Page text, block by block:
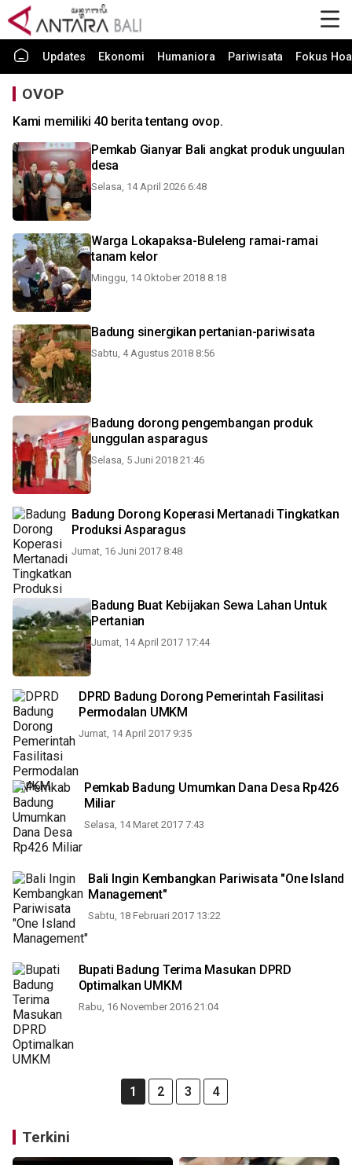
Updates Ekonomi Humaniora Pariwisata Fokus
OVOP
Kami memiliki 40 berita tentang ovop.
Pemkab Gianyar Bali angkat produk unguulan
desa
Selasa, 14 April 2026 6:48
Warga Lokapaksa-Buleleng ramai-ramai
tanam kelor
Minggu, 14 Oktober 2018 8:18
Badung sinergikan pertanian-pariwisata
Sabtu, 4 Agustus 2018 8:56
Badung dorong pengembangan produk
unggulan asparagus
Selasa, 5 Juni 2018 21:46
Badung Dorong Koperasi Mertanadi Tingkatkan
Produksi Asparagus
Jumat, 16 Juni 2017 8:48
Badung Buat Kebijakan Sewa Lahan Untuk
Pertanian
Jumat, 14 April 2017 17:44
DPRD Badung Dorong Pemerintah Fasilitasi
Permodalan UMKM
Jumat, 14 April 2017 9:35
Pemkab Badung Umumkan Dana Desa Rp426
Miliar
Selasa, 14 Maret 2017 7:43
Bali Ingin Kembangkan Pariwisata "One Island
Management"
Sabtu, 18 Februari 2017 13:22
Bupati Badung Terima Masukan DPRD
Optimalkan UMKM
Rabu, 16 November 2016 21:04
1 2 3 4
Terkini